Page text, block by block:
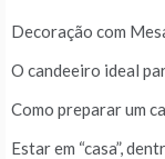
Decoração com
O candeeiro ideal
Como preparar um
Estar em “casa”,